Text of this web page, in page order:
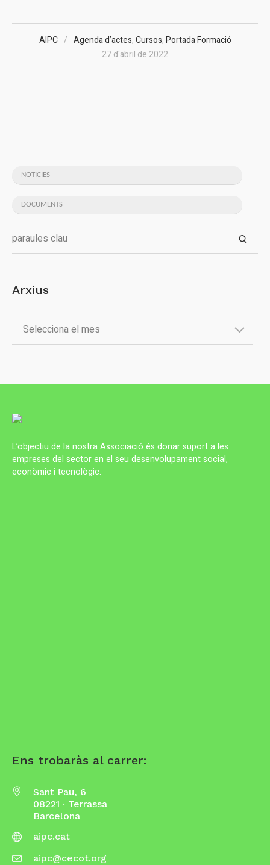
AIPC Agenda d’actes,Cursos,Portada Formació
27 d'abril de 2022
NOTICIES
DOCUMENTS
Arxius
L’objectiu de la nostra Associació és donar suport a les
empreses del sector en el seu desenvolupament social,
econòmic i tecnològic.
Ens trobaràs al carrer:
Sant Pau, 6
08221 · Terrassa
Barcelona
aipc.cat
aipc@cecot.org